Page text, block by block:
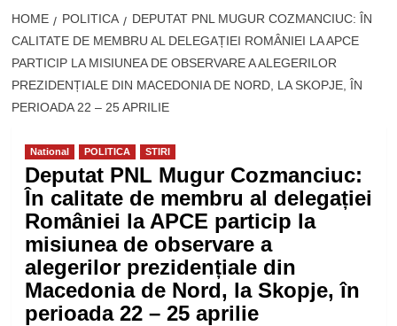
HOME POLITICA
DEPUTAT PNL MUGUR COZMANCIUC: ÎN
CALITATE DE MEMBRU AL DELEGAȚIEI ROMÂNIEI LA APCE
PARTICIP LA MISIUNEA DE OBSERVARE A ALEGERILOR
PREZIDENȚIALE DIN MACEDONIA DE NORD, LA SKOPJE, ÎN
PERIOADA 22 – 25 APRILIE
National POLITICA STIRI
Deputat PNL Mugur Cozmanciuc:
În calitate de membru al delegației
României la APCE particip la
misiunea de observare a
alegerilor prezidențiale din
Macedonia de Nord, la Skopje, în
perioada 22 – 25 aprilie